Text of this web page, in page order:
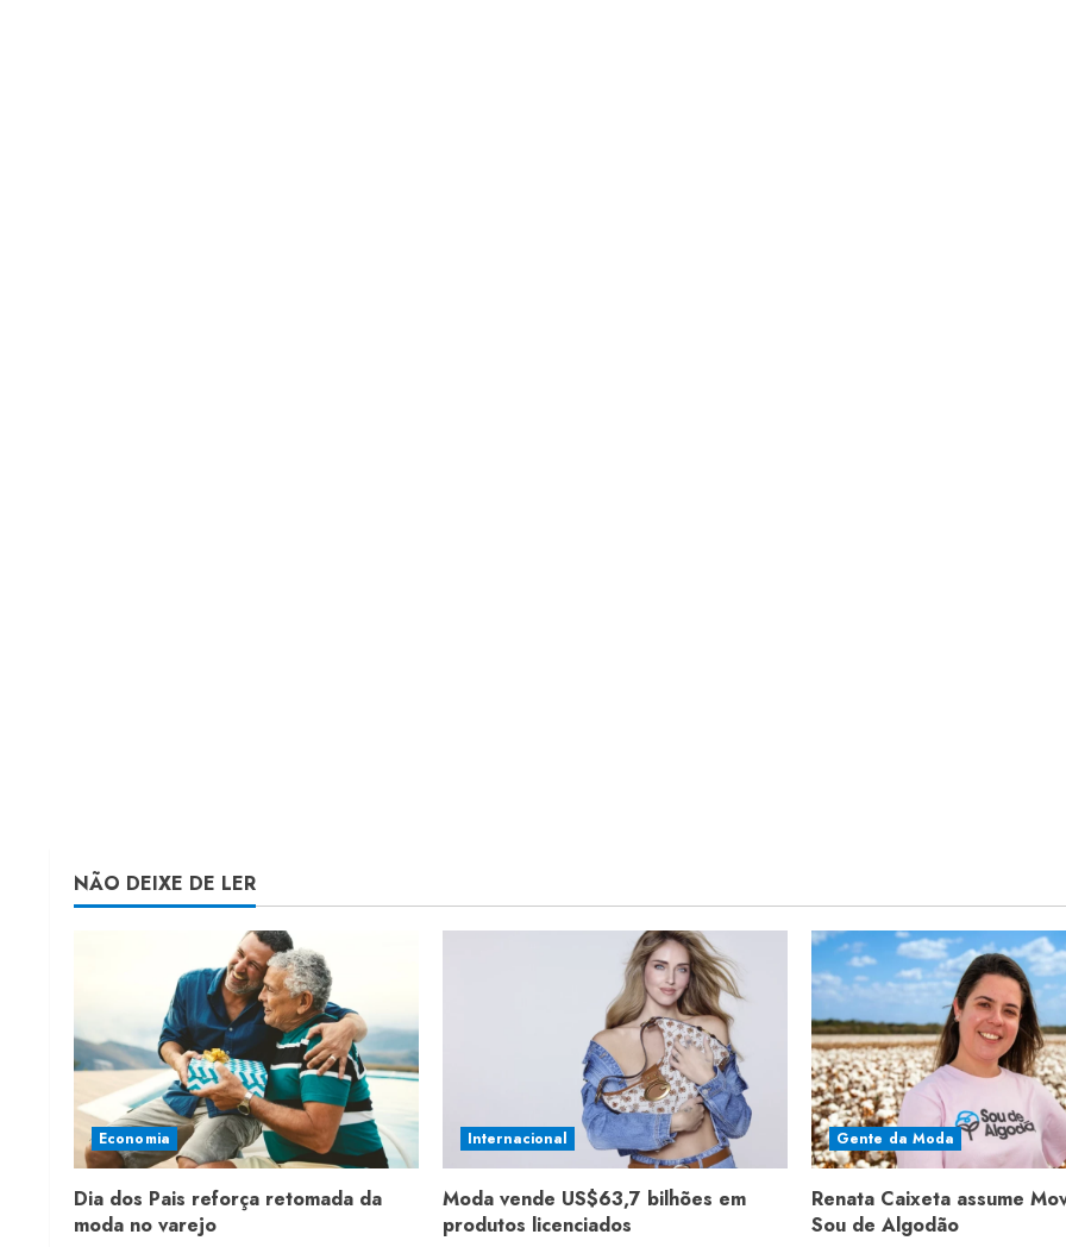
NÃO DEIXE DE LER
Economia
Dia dos Pais reforça retomada da
moda no varejo
Internacional
Moda vende US$63,7 bilhões em
produtos licenciados
Gente da Moda
Renata Caixeta assume
Sou de Algodão